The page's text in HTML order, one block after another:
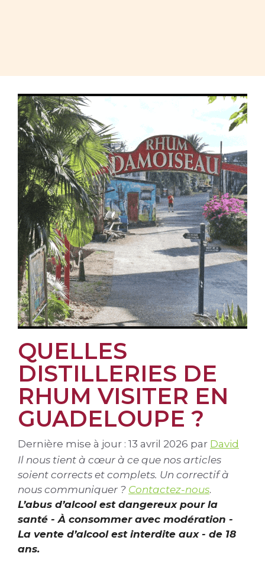
QUELLES
DISTILLERIES DE
RHUM VISITER EN
GUADELOUPE ?
Dernière mise à jour : 13 avril 2026 par David
Il nous tient à cœur à ce que nos articles
soient corrects et complets. Un correctif à
nous communiquer ? Contactez-nous.
L’abus d’alcool est dangereux pour la
santé - À consommer avec modération -
La vente d’alcool est interdite aux - de 18
ans.